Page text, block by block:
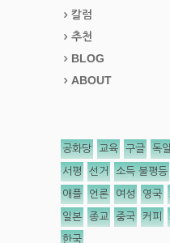
칼럼
추천
BLOG
ABOUT
공화당 교육 구글 독
서평 선거 소득 불평등
애플 언론 여성 영국
일본 종교 중국 커피
한국